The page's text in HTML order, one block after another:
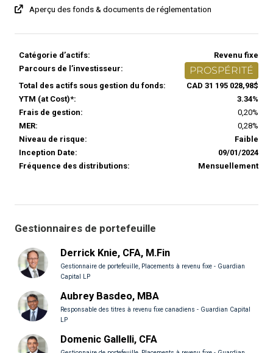
Aperçu des fonds & documents de réglementation
Catégorie d’actifs:
Revenu fixe
Parcours de l’investisseur:
PROSPÉRITÉ
Total des actifs sous gestion du fonds:
CAD 31 195 028,98$
YTM (at Cost)*:
3.34%
Frais de gestion:
0,20%
MER:
0,28%
Niveau de risque:
Faible
Inception Date:
09/01/2024
Fréquence des distributions:
Mensuellement
Gestionnaires de portefeuille
Derrick Knie, CFA, M.Fin
Gestionnaire de portefeuille, Placements à revenu fixe - Guardian
Capital LP
Aubrey Basdeo, MBA
Responsable des titres à revenu fixe canadiens - Guardian Capital
LP
Domenic Gallelli, CFA